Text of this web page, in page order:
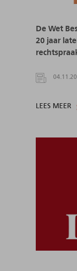
De Wet
20 jaar
LEES MEER